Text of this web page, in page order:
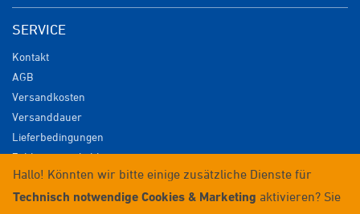
SERVICE
Kontakt
AGB
Versandkosten
Versanddauer
Lieferbedingungen
Zahlungsmöglichkeiten
Datenschutz
Impressum
Hallo! Könnten wir bitte einige zusätzliche Dienste für
Technisch notwendige Cookies & Marketing aktivieren? Sie